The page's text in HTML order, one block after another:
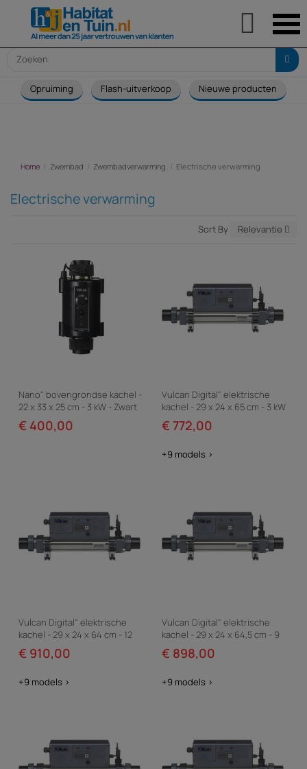
Opruiming Flash-uitverkoop Nieuwe producten
Home Zwembad Zwembadverwarming Electrische verwarming
Electrische verwarming
Sort By Relevantie
Nano" bovengrondse kachel -
22 x 33 x 25 cm - 3 kW - Zwart
€ 400,00
Vulcan Digital" elektrische
kachel - 29 x 24 x 65 cm - 3 kW
eenfase - Grijs
€ 772,00
+9 models >
Vulcan Digital" elektrische
kachel - 29 x 24 x 64 cm - 12
kW drie fase - Grijs
€ 910,00
+9 models >
Vulcan Digital" elektrische
kachel - 29 x 24 x 64,5 cm - 9
kW drie fase - Grijs
€ 898,00
+9 models >
